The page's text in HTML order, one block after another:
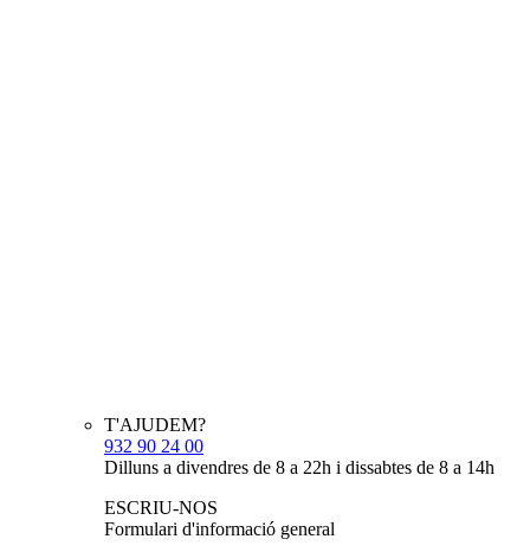
T'AJUDEM?
932 90 24 00
Dilluns a divendres de 8 a 22h i dissabtes de 8 a 14h
ESCRIU-NOS
Formulari d'informació general